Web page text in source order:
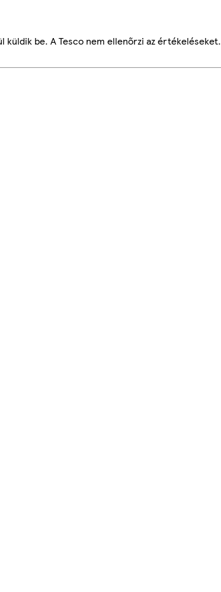
be. A Tesco nem ellenőrzi az értékeléseket.